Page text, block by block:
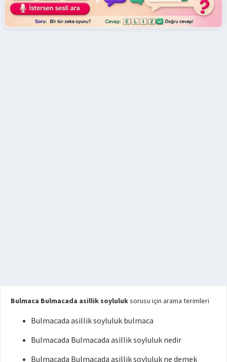
Bulmaca Bulmacada asillik soyluluksorusu için arama terimleri
Bulmacada asillik soyluluk bulmaca
Bulmacada Bulmacada asillik soyluluk nedir
Bulmacada Bulmacada asillik soyluluk ne demek